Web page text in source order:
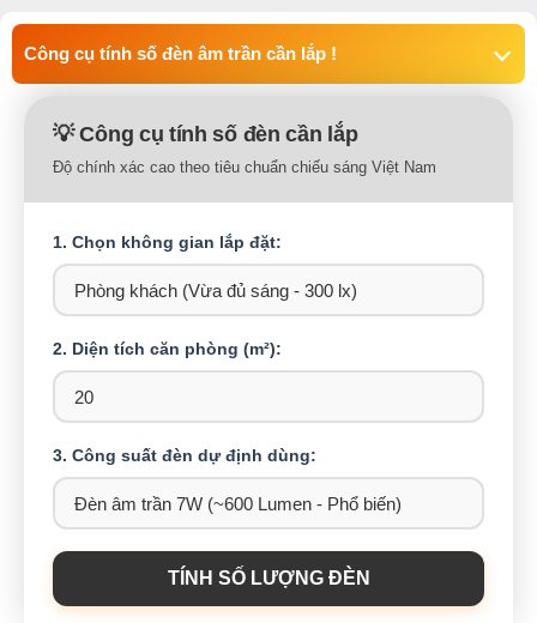
Công cụ tính số đèn âm trần cần lắp !
💡 Công cụ tính số đèn cần lắp
Độ chính xác cao theo tiêu chuẩn chiếu sáng Việt Nam
1. Chọn không gian lắp đặt:
2. Diện tích căn phòng (m²):
3. Công suất đèn dự định dùng:
TÍNH SỐ LƯỢNG ĐÈN